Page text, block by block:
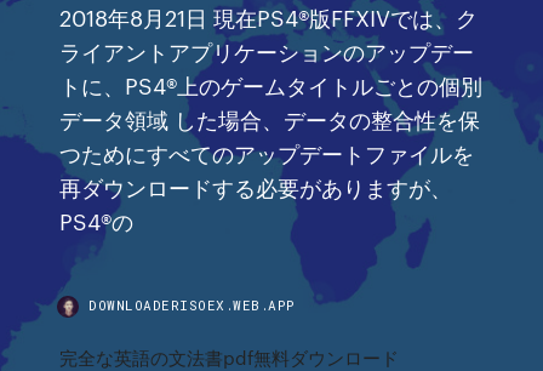
2018年8月21日 現在PS4®版FFXIVでは、ク
ライアントアプリケーションのアップデー
トに、PS4®上のゲームタイトルごとの個別
データ領域 した場合、データの整合性を保
つためにすべてのアップデートファイルを
再ダウンロードする必要がありますが、
PS4®の
DOWNLOADERISOEX.WEB.APP
完全な英語の文法書pdf無料ダウンロード